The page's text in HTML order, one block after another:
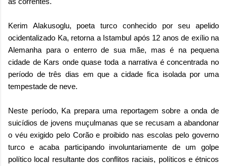
Kerim Alakusoglu, poeta turco conhecido por seu apelido
ocidentalizado Ka, retorna a Istambul após 12 anos de exílio na
Alemanha para o enterro de sua mãe, mas é na pequena
cidade de Kars onde quase toda a narrativa é concentrada no
período de três dias em que a cidade fica isolada por uma
tempestade de neve.
Neste período, Ka prepara uma reportagem sobre a onda de
suicídios de jovens muçulmanas que se recusam a abandonar
o véu exigido pelo Corão e proibido nas escolas pelo governo
turco e acaba participando involuntariamente de um golpe
político local resultante dos conflitos raciais, políticos e étnicos